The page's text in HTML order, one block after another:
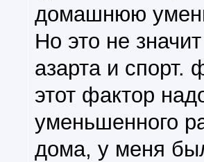
домашнюю
Но это не
азарта и спорт.
этот фактор
уменьшенного
дома, у меня